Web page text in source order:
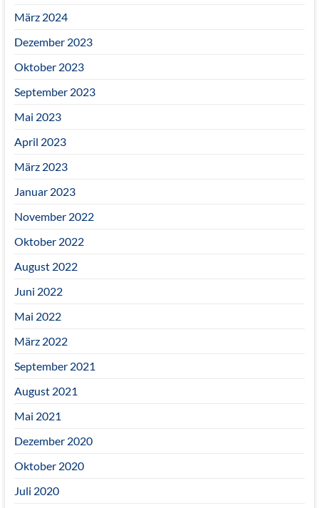
März 2024
Dezember 2023
Oktober 2023
September 2023
Mai 2023
April 2023
März 2023
Januar 2023
November 2022
Oktober 2022
August 2022
Juni 2022
Mai 2022
März 2022
September 2021
August 2021
Mai 2021
Dezember 2020
Oktober 2020
Juli 2020